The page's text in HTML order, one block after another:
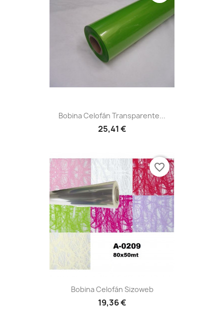
Bobina Celofán Transparente...
25,41 €
Bobina Celofán Sizoweb
19,36 €
favorite_border